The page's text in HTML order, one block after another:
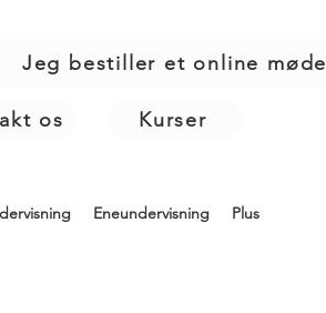
Jeg bestiller et online møde
os Kurser
Eneundervisning Plus